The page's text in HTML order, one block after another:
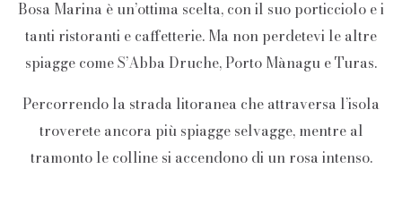
Bosa Marina è un’ottima scelta, con il suo porticciolo e i
tanti ristoranti e caffetterie. Ma non perdetevi le altre
spiagge come S’Abba Druche, Porto Mànagu e Turas.
Percorrendo la strada litoranea che attraversa l’isola
troverete ancora più spiagge selvagge, mentre al
tramonto le colline si accendono di un rosa intenso.